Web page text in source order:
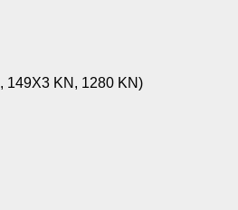
149X3 KN, 1280 KN)